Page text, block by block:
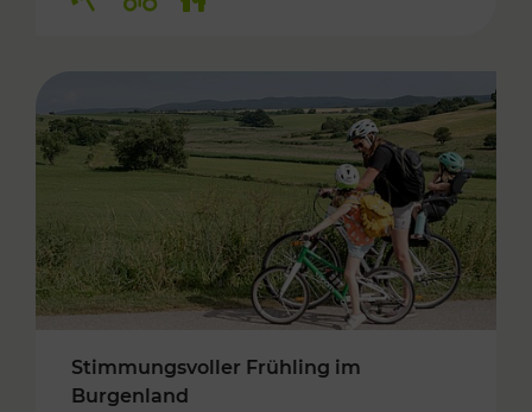
Stimmungsvoller Frühling im
Burgenland